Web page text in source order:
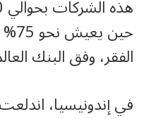
الفقر، وفق البنك
في إندونيسيا،